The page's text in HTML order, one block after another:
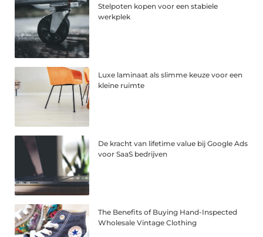
Stelpoten kopen voor een stabiele
werkplek
Luxe laminaat als slimme keuze voor een
kleine ruimte
De kracht van lifetime value bij Google Ads
voor SaaS bedrijven
The Benefits of Buying Hand-Inspected
Wholesale Vintage Clothing